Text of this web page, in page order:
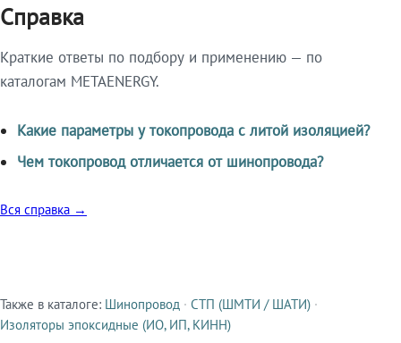
Справка
Краткие ответы по подбору и применению — по
каталогам METAENERGY.
Какие параметры у токопровода с литой изоляцией?
Чем токопровод отличается от шинопровода?
Вся справка →
Смежные продукты
Также в каталоге: Шинопровод · СТП (ШМТИ / ШАТИ) ·
Изоляторы эпоксидные (ИО, ИП, КИНН)